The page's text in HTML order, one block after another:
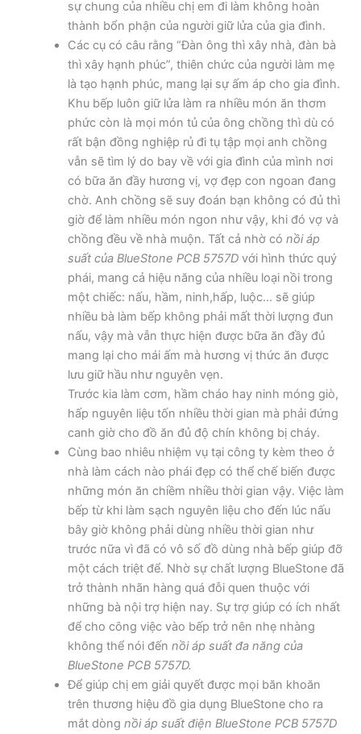
sự chung của nhiều chị em đi làm không hoàn
thành bổn phận của người giữ lửa của gia đình.
Các cụ có câu rằng “Đàn ông thì xây nhà, đàn bà
thì xây hạnh phúc”, thiên chức của người làm mẹ
là tạo hạnh phúc, mang lại sự ấm áp cho gia đình.
Khu bếp luôn giữ lửa làm ra nhiều món ăn thơm
phức còn là mọi món tủ của ông chồng thì dù có
rất bận đồng nghiệp rủ đi tụ tập mọi anh chồng
vẫn sẽ tìm lý do bay về với gia đình của mình nơi
có bữa ăn đầy hương vị, vợ đẹp con ngoan đang
chờ. Anh chồng sẽ suy đoán bạn không có đủ thì
giờ để làm nhiều món ngon như vậy, khi đó vợ và
chồng đều về nhà muộn. Tất cả nhờ có nồi áp
suất của BlueStone PCB 5757Dvới hình thức quý
phái, mang cả hiệu năng của nhiều loại nồi trong
một chiếc: nấu, hầm, ninh,hấp, luộc… sẽ giúp
nhiều bà làm bếp không phải mất thời lượng đun
nấu, vậy mà vẫn thực hiện được bữa ăn đầy đủ
mang lại cho mái ấm mà hương vị thức ăn được
lưu giữ hầu như nguyên vẹn.
Trước kia làm cơm, hầm cháo hay ninh móng giò,
hấp nguyên liệu tốn nhiều thời gian mà phải đứng
canh giờ cho đồ ăn đủ độ chín không bị cháy.
Cùng bao nhiêu nhiệm vụ tại công ty kèm theo ở
nhà làm cách nào phái đẹp có thể chế biến được
những món ăn chiềm nhiều thời gian vậy. Việc làm
bếp từ khi làm sạch nguyên liệu cho đến lúc nấu
bây giờ không phải dùng nhiều thời gian như
trước nữa vì đã có vô số đồ dùng nhà bếp giúp đỡ
một cách triệt để. Nhờ sự chất lượng BlueStone đã
trở thành nhãn hàng quá đỗi quen thuộc với
những bà nội trợ hiện nay. Sự trợ giúp có ích nhất
để cho công việc vào bếp trở nên nhẹ nhàng
không thể nói đến nồi áp suất đa năng của
BlueStone PCB 5757D.
Để giúp chị em giải quyết được mọi băn khoăn
trên thương hiệu đồ gia dụng BlueStone cho ra
mắt dòng nồi áp suất điện BlueStone PCB 5757D